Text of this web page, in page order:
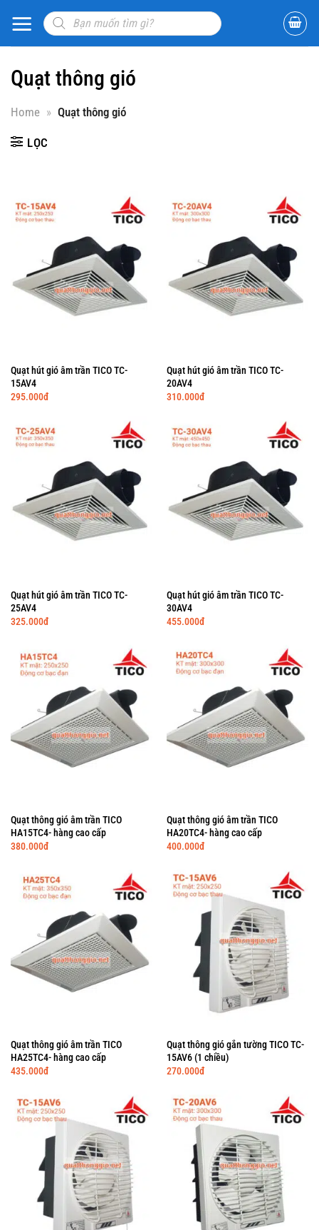
qua
nội
Sản
phẩm
tìm
kiếm
Quạt thông gió
Home » Quạt thông gió
LỌC
Quạt hút gió âm trần TICO TC-
15AV4
295.000đ
Quạt hút gió âm trần TICO TC-
20AV4
310.000đ
Quạt hút gió âm trần TICO TC-
25AV4
325.000đ
Quạt hút gió âm trần TICO TC-
30AV4
455.000đ
Quạt thông gió âm trần TICO
HA15TC4- hàng cao cấp
380.000đ
Quạt thông gió âm trần TICO
HA20TC4- hàng cao cấp
400.000đ
Quạt thông gió âm trần TICO
HA25TC4- hàng cao cấp
435.000đ
Quạt thông gió gắn tường TICO TC-
15AV6 (1 chiều)
270.000đ